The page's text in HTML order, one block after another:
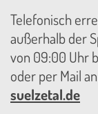
Telefonisch
außerhalb der
von 09:00 Uhr
oder per Mail an
suelzetal.de